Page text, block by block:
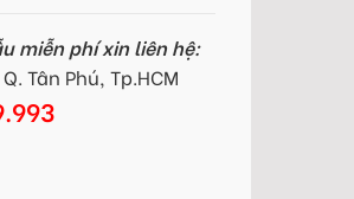
miễn phí xin liên hệ:
Tân Phú, Tp.HCM